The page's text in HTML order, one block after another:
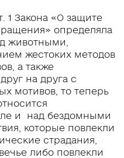
1 Закона «О защите
определяла
животными,
жестоких методов
а также
на друга с
мотивов, то теперь
и над бездомными
которые повлекли
страдания,
либо повлекли